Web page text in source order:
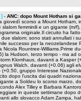
] - ANC: dopo Mount Hotham si
giovedì scorso a Mount Hotham,
slalom femminili e un gigante (m/
originale.Il circuito ha
slalom; sono stati annullati i
successo per la
Nicola Rountree-Williams.Prime
la Hudson, terzo tempo - ma ad
Klomhaus, davanti a Kasper
Walch, davanti (+0.06) agli
(+0.50, gruppo Interesse
dopo l'uscita dai quadri
a Soldeu lo scorso marzo,
Alex Tilley e Barbara
in queste settimane dopo
allo slovacco Adam Zampa,